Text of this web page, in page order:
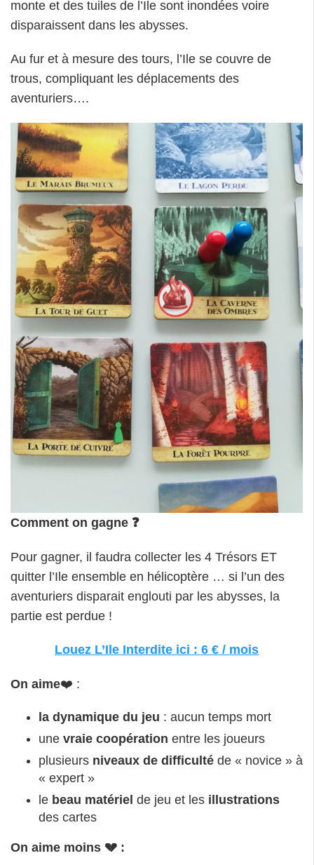
monte et des tuiles de l’Ile sont inondées voire
disparaissent dans les abysses.
Au fur et à mesure des tours, l’Ile se couvre de
trous, compliquant les déplacements des
aventuriers….
Comment on gagne ❓
Pour gagner, il faudra collecter les 4 Trésors ET
quitter l’Ile ensemble en hélicoptère … si l’un des
aventuriers disparait englouti par les abysses, la
partie est perdue !
Louez L’Ile Interdite ici : 6 € / mois
On aime❤️ :
la dynamique du jeu : aucun temps mort
une vraie coopération entre les joueurs
plusieurs niveaux de difficulté de « novice » à
« expert »
le beau matériel de jeu et les illustrations
des cartes
On aime moins 💔 :